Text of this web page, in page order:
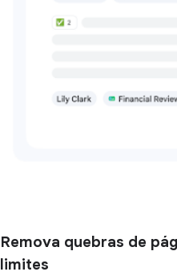
Remova quebras de
limites